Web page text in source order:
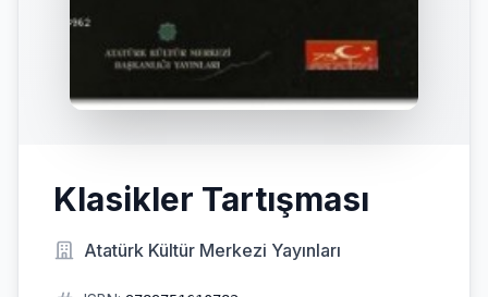
Klasikler Tartışması
Atatürk Kültür Merkezi Yayınları